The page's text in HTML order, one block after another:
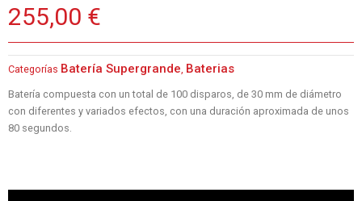
255,00 €
Categorías Batería Supergrande Baterias
Batería compuesta con un total de 100 disparos, de 30 mm de diámetro
con diferentes y variados efectos, con una duración aproximada de unos
80 segundos.